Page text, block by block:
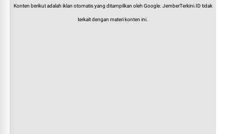
Konten berikut adalah iklan otomatis yang ditampilkan oleh Google. JemberTerkini.ID tidak
terkait dengan materi konten ini.